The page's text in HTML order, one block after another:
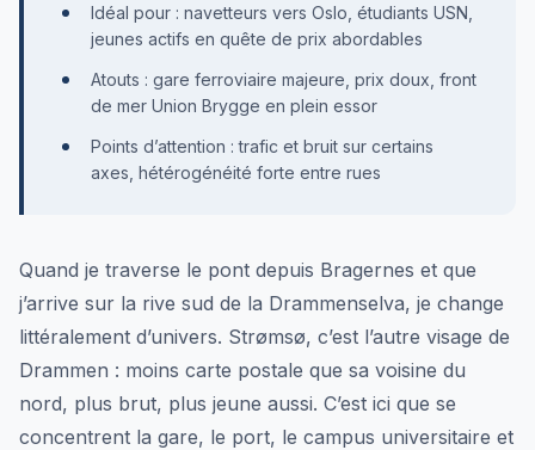
Idéal pour : navetteurs vers Oslo, étudiants USN,
jeunes actifs en quête de prix abordables
Atouts : gare ferroviaire majeure, prix doux, front
de mer Union Brygge en plein essor
Points d’attention : trafic et bruit sur certains
axes, hétérogénéité forte entre rues
Quand je traverse le pont depuis Bragernes et que
j’arrive sur la rive sud de la Drammenselva, je change
littéralement d’univers. Strømsø, c’est l’autre visage de
Drammen : moins carte postale que sa voisine du
nord, plus brut, plus jeune aussi. C’est ici que se
concentrent la gare, le port, le campus universitaire et